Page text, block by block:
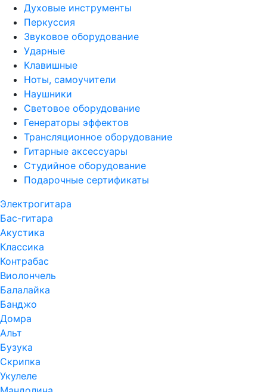
Духовые инструменты
Перкуссия
Звуковое оборудование
Ударные
Клавишные
Ноты, самоучители
Наушники
Световое оборудование
Генераторы эффектов
Трансляционное оборудование
Гитарные аксессуары
Студийное оборудование
Подарочные сертификаты
Электрогитара
Бас-гитара
Акустика
Классика
Контрабас
Виолончель
Балалайка
Банджо
Домра
Альт
Бузука
Скрипка
Укулеле